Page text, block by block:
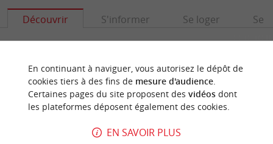
Découvrir S'informer Se loger Se
En continuant à naviguer, vous autorisez le dépôt de
cookies tiers à des fins de mesure d'audience.
Certaines pages du site proposent des vidéosdont
les plateformes déposent également des cookies.
EN SAVOIR PLUS